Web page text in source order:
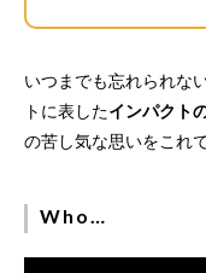
いつまでも忘れられな
トに表したインパクト
の苦し気な思いをこれ
Who…